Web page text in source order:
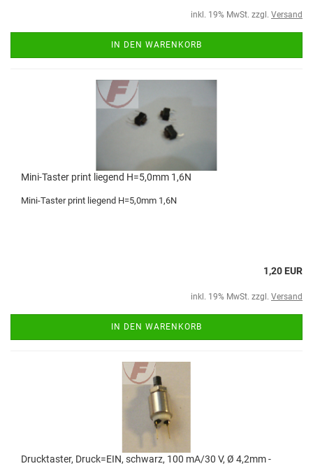
inkl. 19% MwSt. zzgl. Versand
IN DEN WARENKORB
Mini-Taster print liegend H=5,0mm 1,6N
Mini-Taster print liegend H=5,0mm 1,6N
1,20 EUR
inkl. 19% MwSt. zzgl. Versand
IN DEN WARENKORB
Drucktaster, Druck=EIN, schwarz, 100 mA/30 V, Ø 4,2mm -